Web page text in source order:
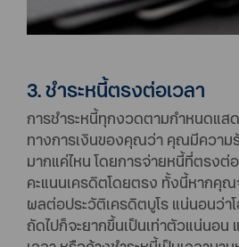
3. ชำระหนี้ตรงต่อเวลา
การชำระหนี้ทุกงวดตามกำหนดแส
ทางการเงินของคุณว่า คุณมีความ
มากแค่ไหน โดยการจ่ายหนี้ที่ตรงต่
คะแนนเครดิตโดยตรง ทั้งนี้หากคุ
ผลต่อประวัติเครดิตบูโร แน่นอนว่า
ถัดไปก็จะยากขึ้นเป็นเท่าตัวแน่นอน